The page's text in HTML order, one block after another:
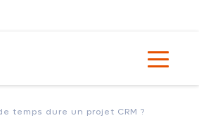
temps dure un projet CRM ?